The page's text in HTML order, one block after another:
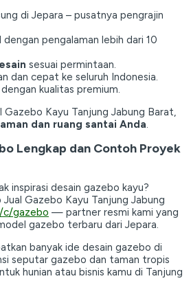
di Jepara – pusatnya pengrajin
pengalaman lebih dari 10
sesuai permintaan.
dan cepat ke seluruh Indonesia.
kualitas premium.
Gazebo Kayu Tanjung Jabung Barat,
dan ruang santai Anda.
Lengkap dan Contoh Proyek
inspirasi desain gazebo kayu?
Gazebo Kayu Tanjung Jabung
c/gazebo — partner resmi kami yang
gazebo terbaru dari Jepara.
banyak ide desain gazebo di
seputar gazebo dan taman tropis
hunian atau bisnis kamu di Tanjung